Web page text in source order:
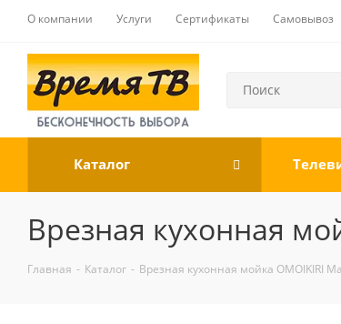
О компании Услуги Сертификаты Самовывоз
Каталог
Врезная кухонная
Главная - Каталог - Врезная кухонная мойка OMOIKIRI